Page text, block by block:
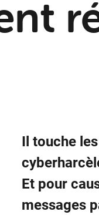
Il touche
Et pour
messages